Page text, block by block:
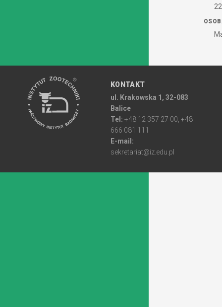
KONTAKT
ul. Krakowska 1, 32-083
Balice
Tel: +48 12 357 27 00, +48
666 081 111
E-mail:
sekretariat@iz.edu.pl